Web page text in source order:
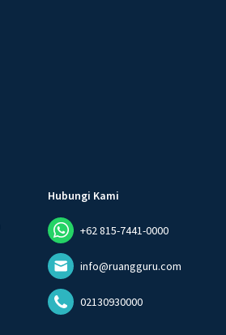
Hubungi Kami
+62 815-7441-0000
info@ruangguru.com
02130930000